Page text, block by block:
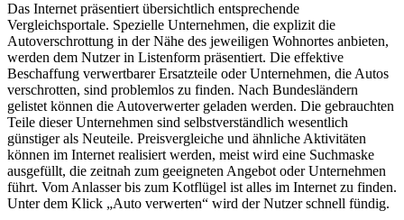
Das Internet präsentiert übersichtlich entsprechende
Vergleichsportale. Spezielle Unternehmen, die explizit die
Autoverschrottung in der Nähe des jeweiligen Wohnortes anbieten,
werden dem Nutzer in Listenform präsentiert. Die effektive
Beschaffung verwertbarer Ersatzteile oder Unternehmen, die Autos
verschrotten, sind problemlos zu finden. Nach Bundesländern
gelistet können die Autoverwerter geladen werden. Die gebrauchten
Teile dieser Unternehmen sind selbstverständlich wesentlich
günstiger als Neuteile. Preisvergleiche und ähnliche Aktivitäten
können im Internet realisiert werden, meist wird eine Suchmaske
ausgefüllt, die zeitnah zum geeigneten Angebot oder Unternehmen
führt. Vom Anlasser bis zum Kotflügel ist alles im Internet zu finden.
Unter dem Klick „Auto verwerten“ wird der Nutzer schnell fündig.